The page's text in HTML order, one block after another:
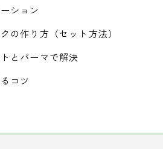
ション
の作り方（セット方法）
とパーマで解決
コツ